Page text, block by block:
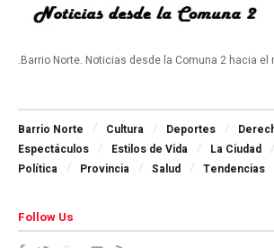
.Barrio Norte. Noticias desde la Comuna 2 hacia el
Barrio Norte Cultura Deportes
Espectáculos
Estilos de Vida La Ciudad
Política
Provincia Salud Tendencias
Follow Us